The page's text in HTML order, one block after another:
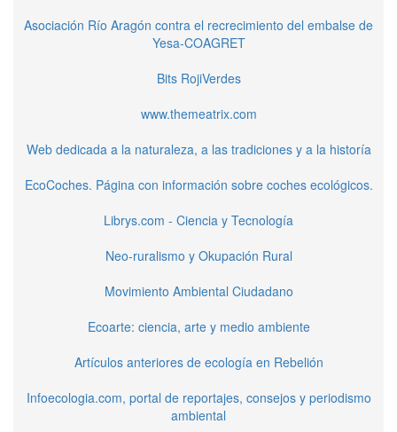
Asociación Río Aragón contra el recrecimiento del embalse de
Yesa-COAGRET
Bits RojiVerdes
www.themeatrix.com
Web dedicada a la naturaleza, a las tradiciones y a la historía
EcoCoches. Página con información sobre coches ecológicos.
Librys.com - Ciencia y Tecnología
Neo-ruralismo y Okupación Rural
Movimiento Ambiental Ciudadano
Ecoarte: ciencia, arte y medio ambiente
Artículos anteriores de ecología en Rebelión
Infoecologia.com, portal de reportajes, consejos y periodismo
ambiental